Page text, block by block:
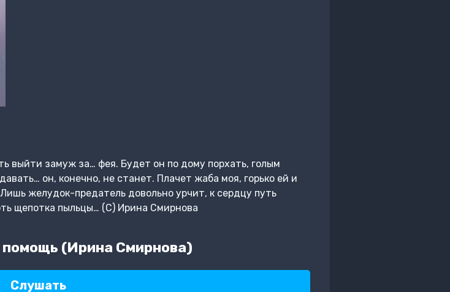
выйти замуж за… фея. Будет он по дому порхать, голым
он, конечно, не станет. Плачет жаба моя, горько ей и
желудок-предатель довольно урчит, к сердцу путь
щепотка пыльцы… (С) Ирина Смирнова
(Ирина Смирнова)
Слушать